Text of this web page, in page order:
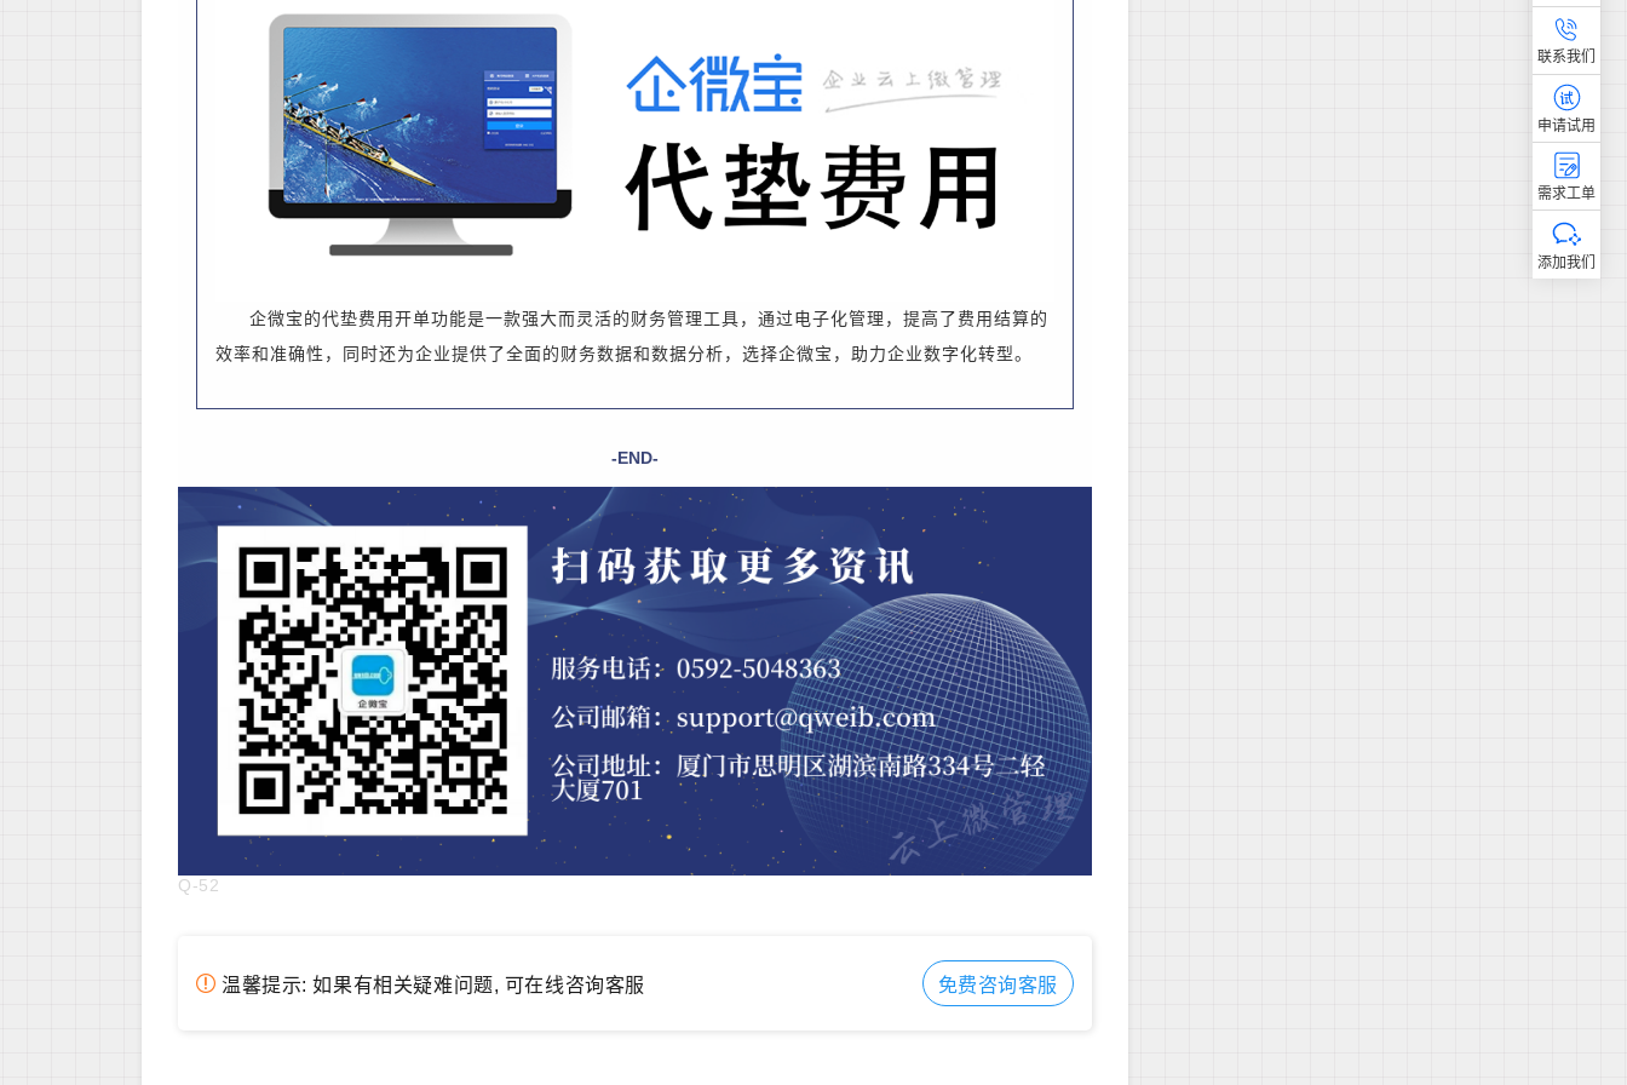
企微宝的代垫费用开单功能是一款强大而灵活的财务管理工具，通过电子化管理，提高了费用结算的
效率和准确性，同时还为企业提供了全面的财务数据和数据分析， 选择企微宝，助力企业数字化转型。
-END-
Q-52
温馨提示: 如果有相关疑难问题, 可在线咨询客服 免费咨询客服
联系我们
申请试用
需求工单
添加我们